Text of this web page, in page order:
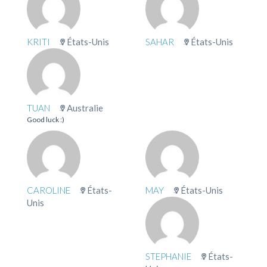
KRITI États-Unis SAHAR États-Unis
TUAN Australie
Good luck :)
CAROLINE
États-
Unis
MAY États-Unis
STEPHANIE
États-